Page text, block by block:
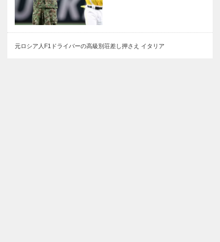
元ロシア人F1ドライバーの高級別荘差し押さえ イタリア